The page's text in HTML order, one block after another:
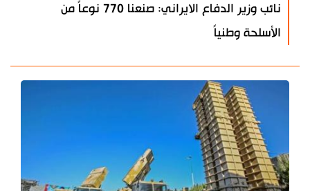
نائب وزير الدفاع الايراني: صنعنا 770 نوعاً من
الأسلحة وطنياً